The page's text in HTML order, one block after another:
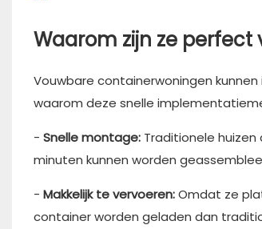
Waarom zijn ze perfect
Vouwbare containerwoningen
waarom deze snelle
- Snelle montage: Traditionele
minuten kunnen worden
- Makkelijk te vervoeren:Omdat ze
container worden geladen dan